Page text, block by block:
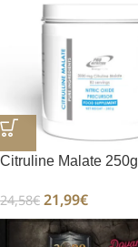
Citruline Malate 250g
24,58€ 21,99€